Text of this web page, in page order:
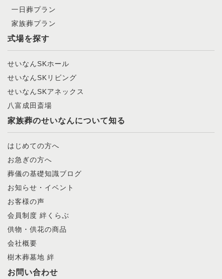
一日葬プラン
家族葬プラン
式場を探す
せいなんSKホール
せいなんSKリビング
せいなんSKアネックス
八富成田斎場
家族葬のせいなんについて知る
はじめての方へ
お急ぎの方へ
葬儀の基礎知識ブログ
お知らせ・イベント
お客様の声
会員制度 絆くらぶ
供物・供花の商品
会社概要
樹木葬墓地 絆
お問い合わせ